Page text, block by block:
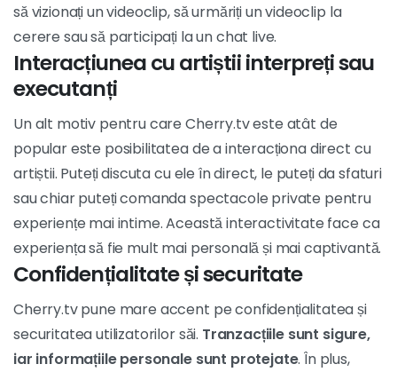
să vizionați un videoclip, să urmăriți un videoclip la
cerere sau să participați la un chat live.
Interacțiunea cu artiștii interpreți sau
executanți
Un alt motiv pentru care Cherry.tv este atât de
popular este posibilitatea de a interacționa direct cu
artiștii. Puteți discuta cu ele în direct, le puteți da sfaturi
sau chiar puteți comanda spectacole private pentru
experiențe mai intime. Această interactivitate face ca
experiența să fie mult mai personală și mai captivantă.
Confidențialitate și securitate
Cherry.tv pune mare accent pe confidențialitatea și
securitatea utilizatorilor săi. Tranzacțiile sunt sigure,
iar informațiile personale sunt protejate. În plus,